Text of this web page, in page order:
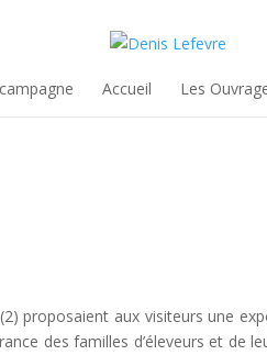
Accueil Les
(2) proposaient aux visiteurs une
des familles d’éleveurs et